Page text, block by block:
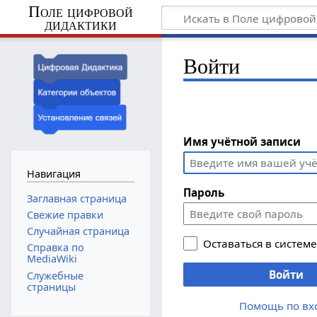
Поле цифровой
дидактики
Войти
Имя учётной записи
Пароль
Оставаться в системе
Войти
Помощь по
Навигация
Заглавная страница
Свежие правки
Случайная страница
Справка по
MediaWiki
Служебные
страницы